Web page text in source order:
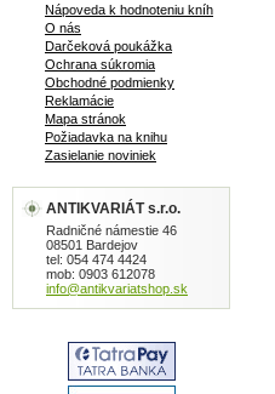
Nápoveda k hodnoteniu kníh
O nás
Darčeková poukážka
Ochrana súkromia
Obchodné podmienky
Reklamácie
Mapa stránok
Požiadavka na knihu
Zasielanie noviniek
ANTIKVARIÁT s.r.o.
Radničné námestie 46
08501 Bardejov
tel: 054 474 4424
mob: 0903 612078
info@antikvariatshop.sk